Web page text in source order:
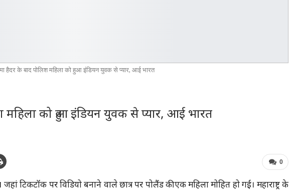
हैदर के बाद पोलिश महिला को हुआ इंडियन युवक से प्यार, आई भारत
को हुआ इंडियन युवक से प्यार, आई भारत
0
जहां टिकटॉक पर विडियो बनाने वाले छात्र पर पोलैंड की एक महिला मोहित हो गई। महाराष्ट्र के